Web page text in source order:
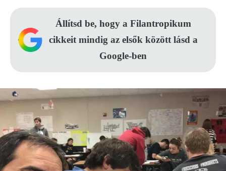
Állítsd be, hogy a Filantropikum
cikkeit mindig az elsők között lásd a
Google-ben